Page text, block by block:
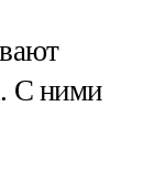
С ними